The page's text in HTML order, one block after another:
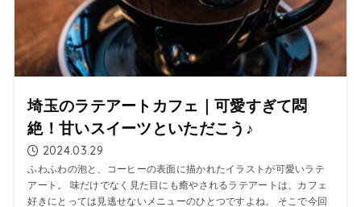
埼玉のラテアートカフェ｜可愛すぎて悶
絶！甘いスイーツといただこう♪
2024.03.29
ふわふわの泡と、コーヒーの表面に描かれたイラストが可愛いラテ
アート。 味だけでなく見た目にも癒やされるラテアートは、カフェ
好きにとっては見逃せないメニューのひとつですよね。 そこで今回